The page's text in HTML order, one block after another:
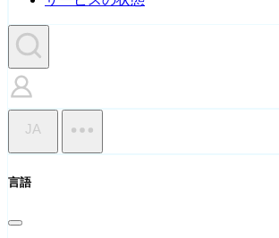
JA
言語